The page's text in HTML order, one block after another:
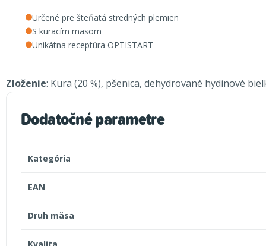
Určené pre šteňatá stredných plemien
S kuracím mäsom
Unikátna receptúra ​​OPTISTART
Zloženie: Kura (20 %), pšenica, dehydrované hydinové
Dodatočné parametre
Kategória
EAN
Druh mäsa